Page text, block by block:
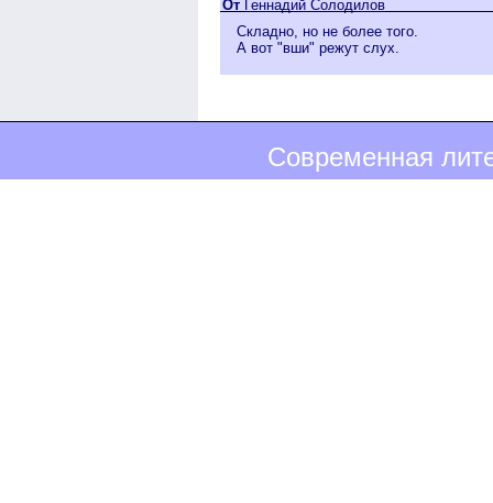
От
Геннадий Солодилов
Складно, но не более того.
А вот "вши" режут слух.
Современная